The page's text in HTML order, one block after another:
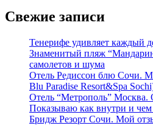
Свежие записи
Тенерифе удивляет каждый
Знаменитый пляж
самолетов и шума
Отель Редиссон блю Сочи.
Blu Paradise Resort&Spa
Отель “Метрополь” Москва.
Показываю как внутри и чем
Бридж Резорт Сочи. Мой